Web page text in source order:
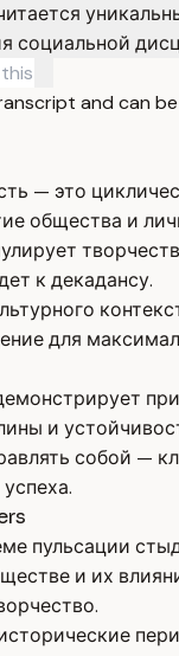
социальной
and can
— это
общества и
к декадансу.
для
и
собой —
пульсации
и их